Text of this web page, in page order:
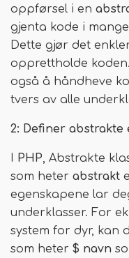
oppførsel i en
gjenta kode i
Dette gjør det
opprettholde koden.
også å håndheve
tvers av alle
2: Definer abstrakte
I PHP, Abstrakte
som heter abstrakt
egenskapene lar
underklasser. For
system for dyr, kan
som heter $ navn